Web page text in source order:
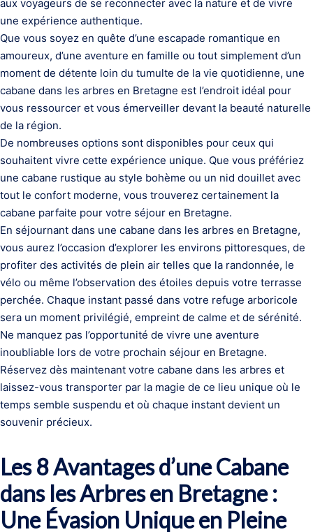
aux voyageurs de se reconnecter avec la nature et de vivre
une expérience authentique.
Que vous soyez en quête d’une escapade romantique en
amoureux, d’une aventure en famille ou tout simplement d’un
moment de détente loin du tumulte de la vie quotidienne, une
cabane dans les arbres en Bretagne est l’endroit idéal pour
vous ressourcer et vous émerveiller devant la beauté naturelle
de la région.
De nombreuses options sont disponibles pour ceux qui
souhaitent vivre cette expérience unique. Que vous préfériez
une cabane rustique au style bohème ou un nid douillet avec
tout le confort moderne, vous trouverez certainement la
cabane parfaite pour votre séjour en Bretagne.
En séjournant dans une cabane dans les arbres en Bretagne,
vous aurez l’occasion d’explorer les environs pittoresques, de
profiter des activités de plein air telles que la randonnée, le
vélo ou même l’observation des étoiles depuis votre terrasse
perchée. Chaque instant passé dans votre refuge arboricole
sera un moment privilégié, empreint de calme et de sérénité.
Ne manquez pas l’opportunité de vivre une aventure
inoubliable lors de votre prochain séjour en Bretagne.
Réservez dès maintenant votre cabane dans les arbres et
laissez-vous transporter par la magie de ce lieu unique où le
temps semble suspendu et où chaque instant devient un
souvenir précieux.
Les 8 Avantages d’une Cabane
dans les Arbres en Bretagne :
Une Évasion Unique en Pleine